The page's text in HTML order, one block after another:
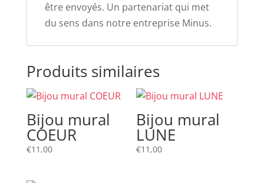
être envoyés. Un partenariat qui met
du sens dans notre entreprise Minus.
Produits similaires
Bijou mural
COEUR
€11,00
Bijou mural
LUNE
€11,00